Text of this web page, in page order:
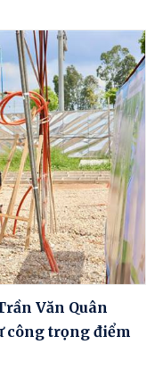
Văn Quân
công trọng điểm